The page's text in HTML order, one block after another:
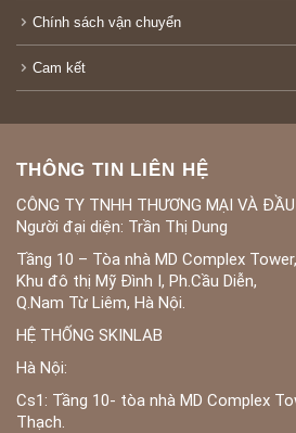
Chính sách vận chuyển
Cam kết
THÔNG TIN LIÊN HỆ
CÔNG TY TNHH THƯƠNG MẠI VÀ ĐẦU
Người đại diện: Trần Thị Dung
Tầng 10 – Tòa nhà MD Complex Tower,
Khu đô thị Mỹ Đình I, Ph.Cầu Diễn,
Q.Nam Từ Liêm, Hà Nội.
HỆ THỐNG SKINLAB
Hà Nội:
Cs1: Tầng 10- tòa nhà MD Complex
Thạch.